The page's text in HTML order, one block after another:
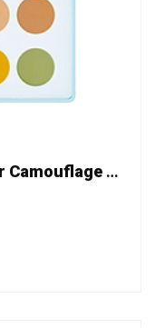
71018 Mini paleta Dermacolor Camouflage Creme de 18 colores